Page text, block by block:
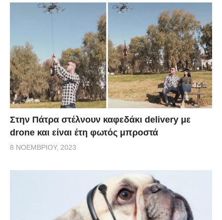
Στην Πάτρα στέλνουν καφεδάκι delivery με
drone και είναι έτη φωτός μπροστά
8 ΝΟΕΜΒΡΊΟΥ, 2023